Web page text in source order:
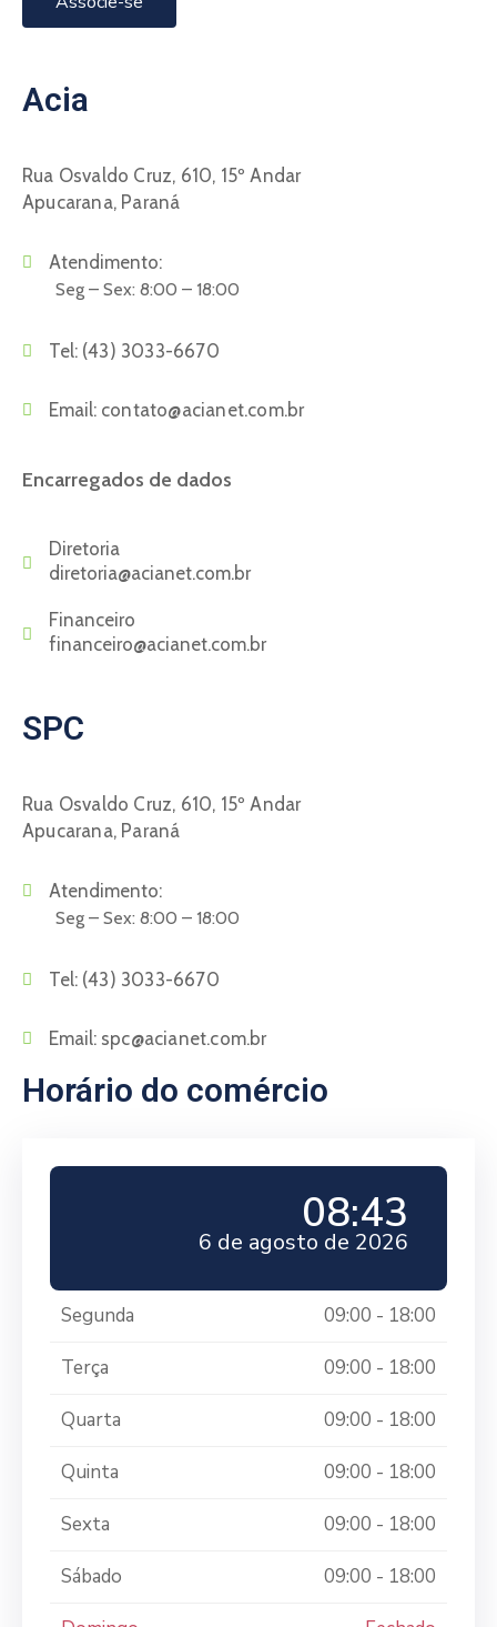
Acia
Rua Osvaldo Cruz, 610, 15º Andar
Apucarana, Paraná
Atendimento:
Seg – Sex: 8:00 – 18:00
Tel: (43) 3033-6670
Email: contato@acianet.com.br
Encarregados de dados
Diretoria
diretoria@acianet.com.br
Financeiro
financeiro@acianet.com.br
SPC
Rua Osvaldo Cruz, 610, 15º Andar
Apucarana, Paraná
Atendimento:
Seg – Sex: 8:00 – 18:00
Tel: (43) 3033-6670
Email: spc@acianet.com.br
Horário do comércio
08:43
6 de agosto de 2026
Segunda 09:00 - 18:00
Terça 09:00 - 18:00
Quarta 09:00 - 18:00
Quinta 09:00 - 18:00
Sexta 09:00 - 18:00
Sábado 09:00 - 18:00